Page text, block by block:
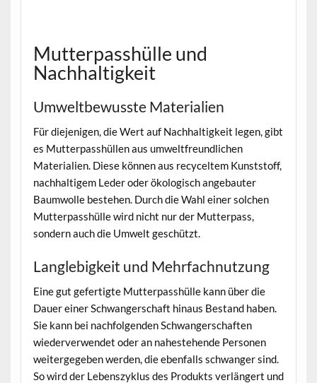
Mutterpasshülle und
Nachhaltigkeit
Umweltbewusste Materialien
Für diejenigen, die Wert auf Nachhaltigkeit legen, gibt
es Mutterpasshüllen aus umweltfreundlichen
Materialien. Diese können aus recyceltem Kunststoff,
nachhaltigem Leder oder ökologisch angebauter
Baumwolle bestehen. Durch die Wahl einer solchen
Mutterpasshülle wird nicht nur der Mutterpass,
sondern auch die Umwelt geschützt.
Langlebigkeit und Mehrfachnutzung
Eine gut gefertigte Mutterpasshülle kann über die
Dauer einer Schwangerschaft hinaus Bestand haben.
Sie kann bei nachfolgenden Schwangerschaften
wiederverwendet oder an nahestehende Personen
weitergegeben werden, die ebenfalls schwanger sind.
So wird der Lebenszyklus des Produkts verlängert und